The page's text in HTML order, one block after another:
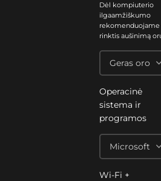
Dėl kompiuterio
ilgaamžiškumo
rekomenduojame
rinktis aušinimą
Operacinė
sistema ir
programos
Wi-Fi +